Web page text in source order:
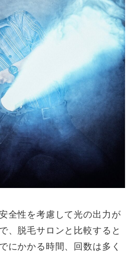
全性を考慮して光の出力が
、脱毛サロンと比較すると
にかかる時間、回数は多く